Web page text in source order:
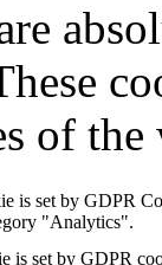
of
is set by GDPR
"Analytics".
is set by GDPR